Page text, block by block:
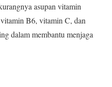
asupan vitamin
B6, vitamin C, dan
dalam membantu menjaga